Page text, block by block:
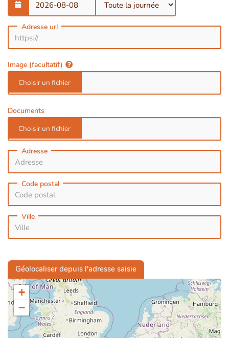
Adresse url
Image (facultatif)
Documents
Adresse
Code postal
Ville
Géolocaliser depuis l'adresse saisie
+
−